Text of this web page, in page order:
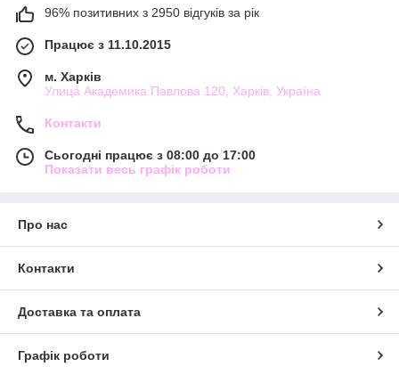
96% позитивних з 2950 відгуків за рік
Працює з 11.10.2015
м. Харків
Улица Академика Павлова 120, Харків, Україна
Контакти
Сьогодні працює з 08:00 до 17:00
Показати весь графік роботи
Про нас
Контакти
Доставка та оплата
Графік роботи